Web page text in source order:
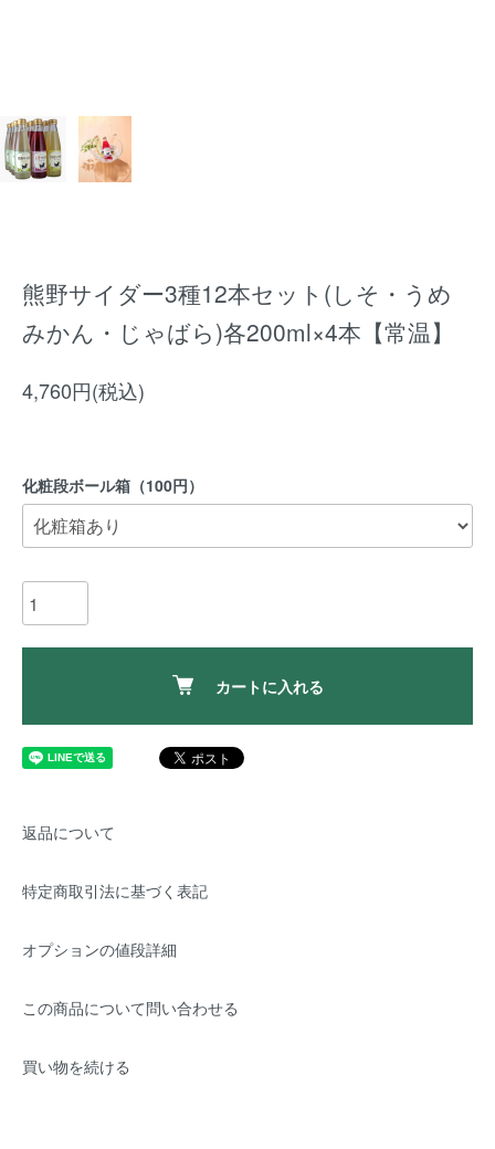
熊野サイダー3種12本セット(しそ・うめ
みかん・じゃばら)各200ml×4本【常温】
4,760円(税込)
化粧段ボール箱（100円）
カートに入れる
返品について
特定商取引法に基づく表記
オプションの値段詳細
この商品について問い合わせる
買い物を続ける